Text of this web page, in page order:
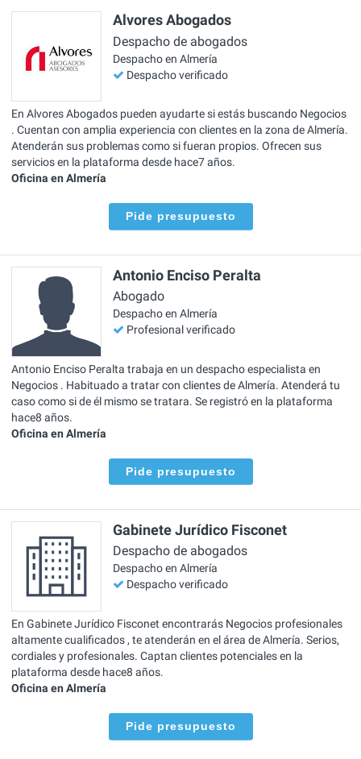
Alvores Abogados
Despacho de abogados
Despacho en Almería
Despacho verificado
En Alvores Abogados pueden ayudarte si estás buscando Negocios
. Cuentan con amplia experiencia con clientes en la zona de Almería.
Atenderán sus problemas como si fueran propios. Ofrecen sus
servicios en la plataforma desde hace7 años.
Oficina en Almería
Pide presupuesto
Antonio Enciso Peralta
Abogado
Despacho en Almería
Profesional verificado
Antonio Enciso Peralta trabaja en un despacho especialista en
Negocios . Habituado a tratar con clientes de Almería. Atenderá tu
caso como si de él mismo se tratara. Se registró en la plataforma
hace8 años.
Oficina en Almería
Pide presupuesto
Gabinete Jurídico Fisconet
Despacho de abogados
Despacho en Almería
Despacho verificado
En Gabinete Jurídico Fisconet encontrarás Negocios profesionales
altamente cualificados , te atenderán en el área de Almería. Serios,
cordiales y profesionales. Captan clientes potenciales en la
plataforma desde hace8 años.
Oficina en Almería
Pide presupuesto